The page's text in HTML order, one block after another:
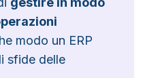
modo un ERP
sfide delle